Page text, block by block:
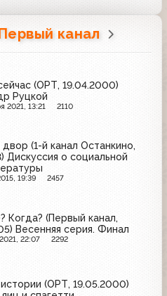
канал
(ОРТ, 19.04.2000)
Руцкой
2021, 13:21 2110
(1-й канал Останкино,
Дискуссия о социальной
19:39 2457
Когда? (Первый канал,
Весенняя серия. Финал
22:07 2292
(ОРТ, 19.05.2000)